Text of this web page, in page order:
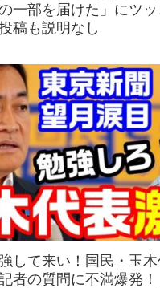
一部を届けた」にツ
稿も説明なし
強して来い！国民・玉
者の質問に不満爆発